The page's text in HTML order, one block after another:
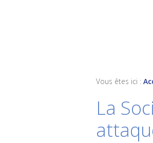
Vous êtes ici :
La